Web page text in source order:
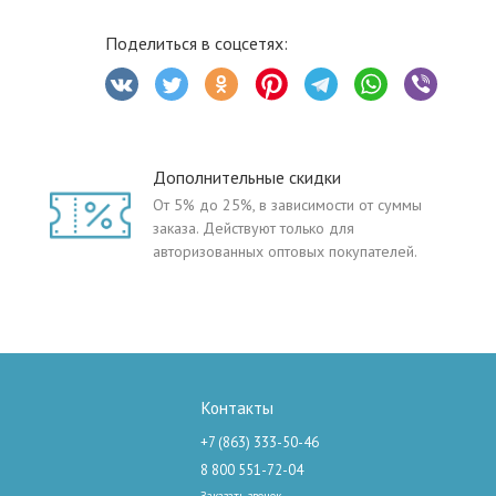
Поделиться в соцсетях:
Дополнительные скидки
От 5% до 25%, в зависимости от суммы
заказа. Действуют только для
авторизованных оптовых покупателей.
Контакты
+7 (863) 333-50-46
8 800 551-72-04